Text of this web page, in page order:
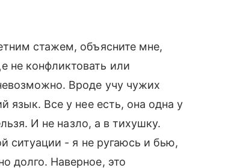
стажем, объясните мне,
не конфликтовать или
Вроде учу чужих
язык. Все у нее есть, она одна у
И не назло, а в тихушку.
ситуации - я не ругаюсь и бью,
долго. Наверное, это